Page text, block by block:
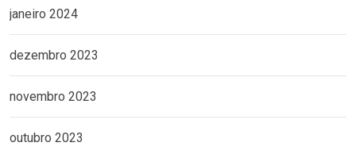
janeiro 2024
dezembro 2023
novembro 2023
outubro 2023